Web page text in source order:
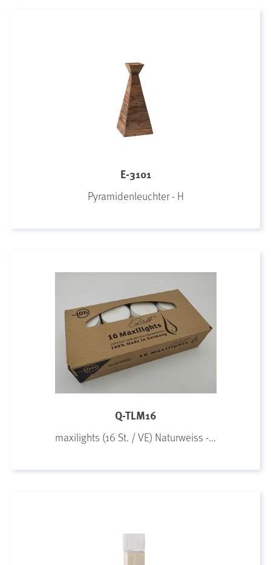
E-3101
Pyramidenleuchter - H
Q-TLM16
maxilights (16 St. / VE) Naturweiss -...